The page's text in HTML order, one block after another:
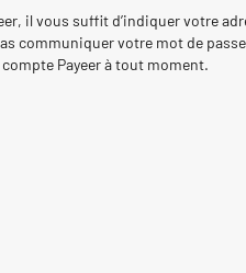
il vous suffit d’indiquer votre
communiquer votre mot de
Payeer à tout moment.